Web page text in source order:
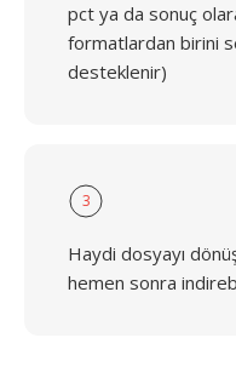
pct ya da sonuç
formatlardan birini
desteklenir)
3
Haydi dosyayı
hemen sonra